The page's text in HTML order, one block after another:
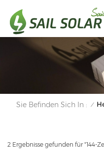
Sie Befinden Sich In : /
2 Ergebnisse gefunden für "144-